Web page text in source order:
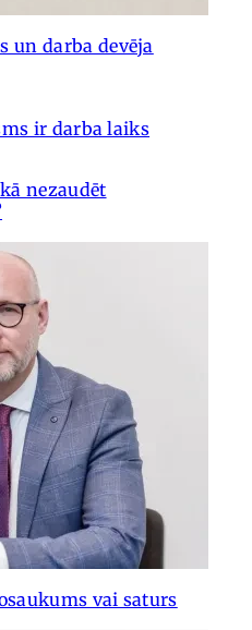
un darba devēja
ir darba laiks
nezaudēt
vai saturs